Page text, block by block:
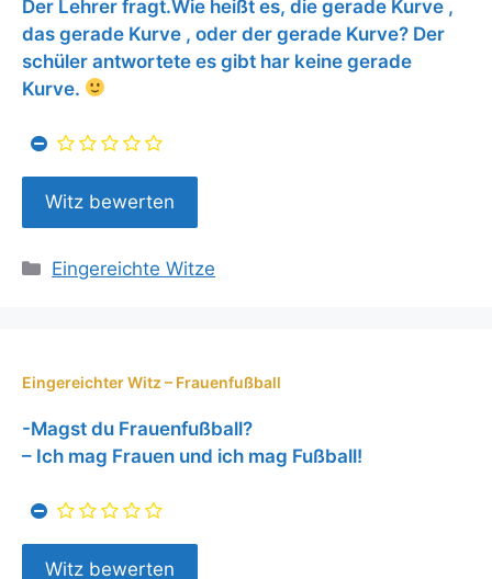
Der Lehrer fragt.Wie heißt es, die gerade Kurve ,
das gerade Kurve , oder der gerade Kurve? Der
schüler antwortete es gibt har keine gerade
Kurve.
Kategorien
Eingereichte Witze
Eingereichter Witz – Frauenfußball
-Magst du Frauenfußball?
– Ich mag Frauen und ich mag Fußball!